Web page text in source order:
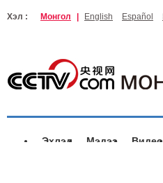
Хэл : Монгол English Español
Эхлэл Мэдээ Видео